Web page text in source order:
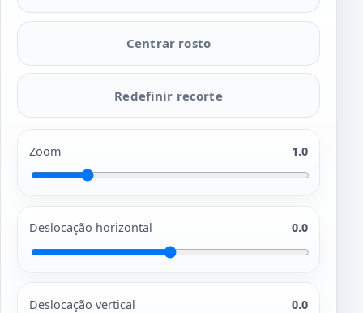
Centrar rosto
Redefinir recorte
Zoom 1.0
Deslocação horizontal 0.0
Deslocação vertical 0.0